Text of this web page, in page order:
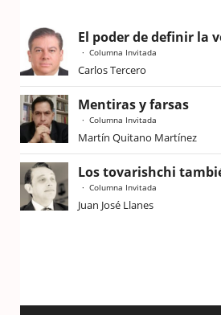
El poder de definir la
Columna Invitada
Carlos Tercero
Mentiras y farsas
Columna Invitada
Martín Quitano Martínez
Los tovarishchi
Columna Invitada
Juan José Llanes